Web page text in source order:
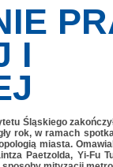
I
Śląskiego
rok, w ramach
miasta.
Paetzolda, Yi-Fu